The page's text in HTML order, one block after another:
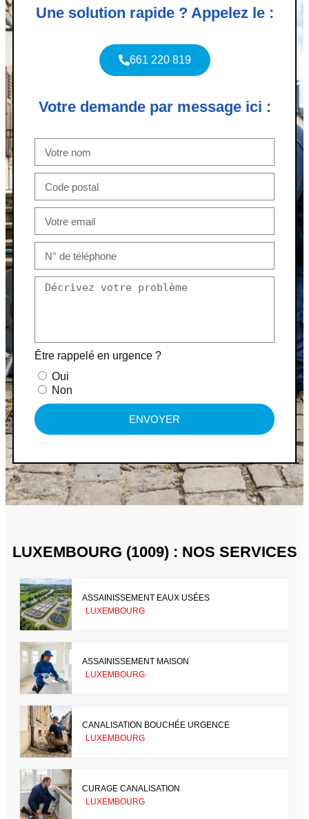
Une solution rapide ? Appelez le :
661 220 819
Votre demande par message ici :
Être rappelé en urgence ?
Oui
Non
ENVOYER
LUXEMBOURG (1009) : NOS SERVICES
ASSAINISSEMENT EAUX USÉES
LUXEMBOURG
ASSAINISSEMENT MAISON
LUXEMBOURG
CANALISATION BOUCHÉE URGENCE
LUXEMBOURG
CURAGE CANALISATION
LUXEMBOURG